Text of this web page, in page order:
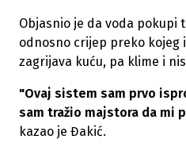
Objasnio je da voda pokupi
odnosno crijep preko kojeg
zagrijava kuću, pa klime i
"Ovaj sistem sam prvo
sam tražio majstora da mi
kazao je Đakić.